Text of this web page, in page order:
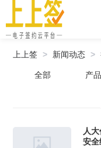
上上签 > 新闻动态 >
全部 产
人
安